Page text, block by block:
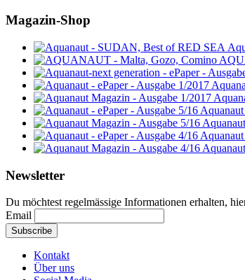
Magazin-Shop
Newsletter
Du möchtest regelmässige Informationen erhalten,
Email
Kontakt
Über uns